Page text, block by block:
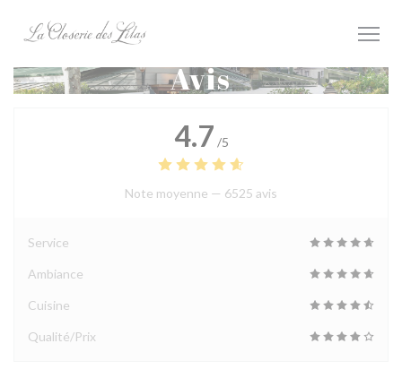
Avis
4.7 /5
Note moyenne — 6525 avis
Service
Ambiance
Cuisine
Qualité/Prix